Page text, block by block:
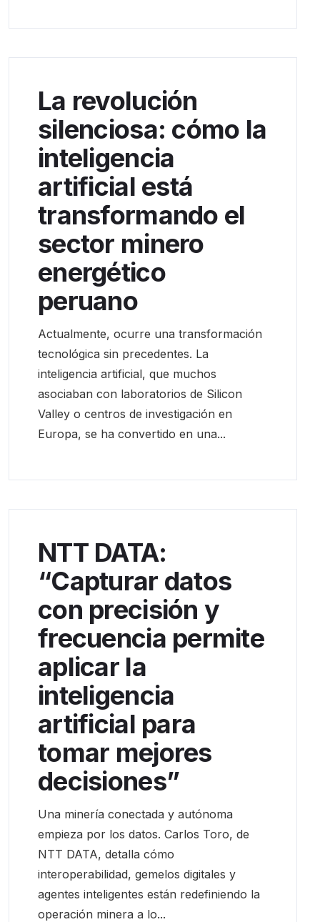
La revolución
silenciosa: cómo la
inteligencia
artificial está
transformando el
sector minero
energético
peruano
Actualmente, ocurre una transformación
tecnológica sin precedentes. La
inteligencia artificial, que muchos
asociaban con laboratorios de Silicon
Valley o centros de investigación en
Europa, se ha convertido en una...
NTT DATA:
“Capturar datos
con precisión y
frecuencia permite
aplicar la
inteligencia
artificial para
tomar mejores
decisiones”
Una minería conectada y autónoma
empieza por los datos. Carlos Toro, de
NTT DATA, detalla cómo
interoperabilidad, gemelos digitales y
agentes inteligentes están redefiniendo la
operación minera a lo...